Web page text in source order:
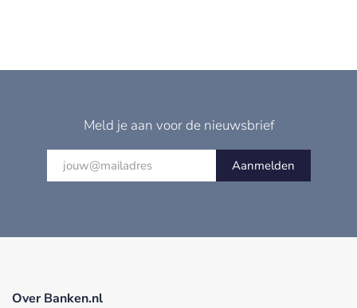
Meld je aan voor de nieuwsbrief
Aanmelden
Over Banken.nl